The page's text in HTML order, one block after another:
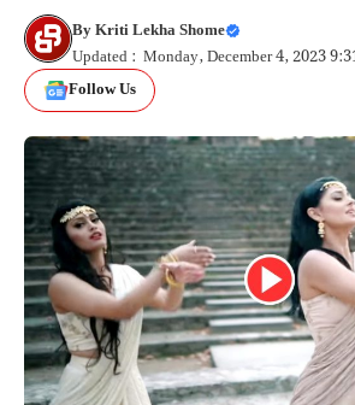
ByKriti Lekha Shome
Updated : Monday, December 4, 2023
Follow Us